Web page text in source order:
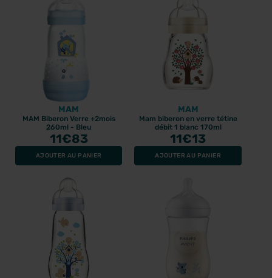
MAM
MAM Biberon Verre +2mois
260ml - Bleu
11€83
AJOUTER AU PANIER
MAM
Mam biberon en verre tétine
débit 1 blanc 170ml
11€13
AJOUTER AU PANIER